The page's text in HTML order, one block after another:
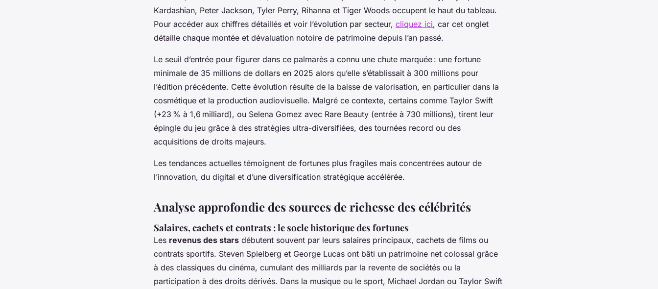
Kardashian, Peter Jackson, Tyler Perry, Rihanna et Tiger Woods occupent le haut du tableau.
Pour accéder aux chiffres détaillés et voir l’évolution par secteur, cliquez ici, car cet onglet
détaille chaque montée et dévaluation notoire de patrimoine depuis l’an passé.
Le seuil d’entrée pour figurer dans ce palmarès a connu une chute marquée : une fortune
minimale de 35 millions de dollars en 2025 alors qu’elle s’établissait à 300 millions pour
l’édition précédente. Cette évolution résulte de la baisse de valorisation, en particulier dans la
cosmétique et la production audiovisuelle. Malgré ce contexte, certains comme Taylor Swift
(+23 % à 1,6 milliard), ou Selena Gomez avec Rare Beauty (entrée à 730 millions), tirent leur
épingle du jeu grâce à des stratégies ultra-diversifiées, des tournées record ou des
acquisitions de droits majeurs.
Les tendances actuelles témoignent de fortunes plus fragiles mais concentrées autour de
l’innovation, du digital et d’une diversification stratégique accélérée.
Analyse approfondie des sources de richesse des célébrités
Salaires, cachets et contrats : le socle historique des fortunes
Les revenus des stars débutent souvent par leurs salaires principaux, cachets de films ou
contrats sportifs. Steven Spielberg et George Lucas ont bâti un patrimoine net colossal grâce
à des classiques du cinéma, cumulant des milliards par la revente de sociétés ou la
participation à des droits dérivés. Dans la musique ou le sport, Michael Jordan ou Taylor Swift